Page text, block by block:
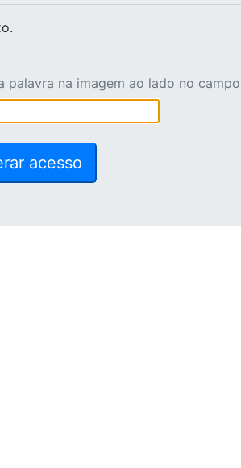
palavra na imagem ao lado no